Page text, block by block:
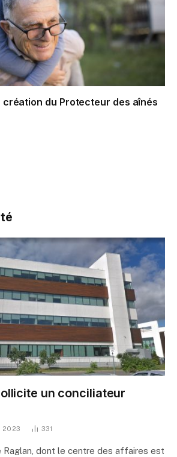
création du Protecteur des aînés
un conciliateur
2023 331
Raglan, dont le centre des affaires est